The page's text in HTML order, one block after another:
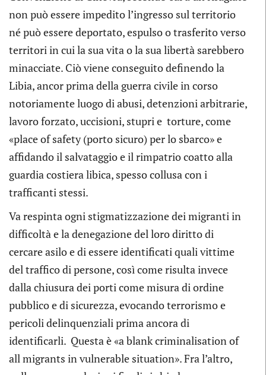
non può essere impedito l’ingresso sul territorio
né può essere deportato, espulso o trasferito verso
territori in cui la sua vita o la sua libertà sarebbero
minacciate. Ciò viene conseguito definendo la
Libia, ancor prima della guerra civile in corso
notoriamente luogo di abusi, detenzioni arbitrarie,
lavoro forzato, uccisioni, stupri e torture, come
«place of safety (porto sicuro) per lo sbarco» e
affidando il salvataggio e il rimpatrio coatto alla
guardia costiera libica, spesso collusa con i
trafficanti stessi.
Va respinta ogni stigmatizzazione dei migranti in
difficoltà e la denegazione del loro diritto di
cercare asilo e di essere identificati quali vittime
del traffico di persone, così come risulta invece
dalla chiusura dei porti come misura di ordine
pubblico e di sicurezza, evocando terrorismo e
pericoli delinquenziali prima ancora di
identificarli. Questa è «a blank criminalisation of
all migrants in vulnerable situation». Fra l’altro,